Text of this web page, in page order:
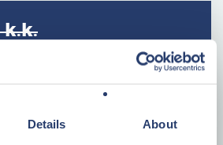
Details About
k.k.